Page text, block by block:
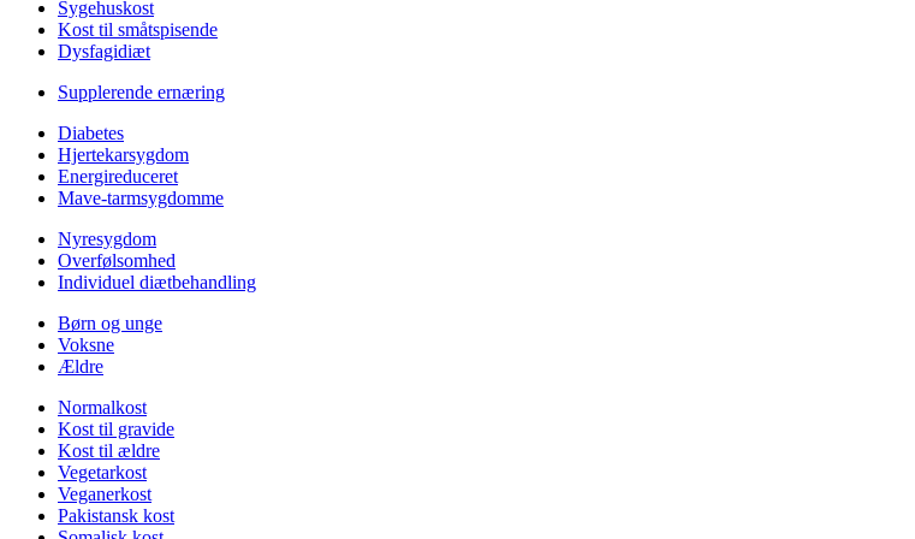
Sygehuskost
Kost til småtspisende
Dysfagidiæt
Supplerende ernæring
Diabetes
Hjertekarsygdom
Energireduceret
Mave-tarmsygdomme
Nyresygdom
Overfølsomhed
Individuel diætbehandling
Børn og unge
Voksne
Ældre
Normalkost
Kost til gravide
Kost til ældre
Vegetarkost
Veganerkost
Pakistansk kost